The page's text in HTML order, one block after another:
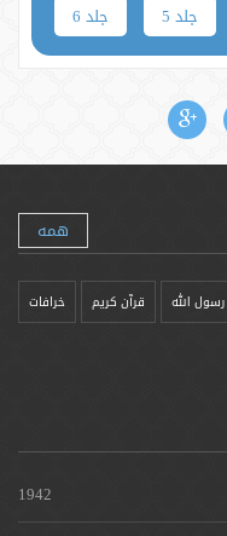
جلد 5 جلد 6
همه
رسول الله قرآن کریم خرافات
1942